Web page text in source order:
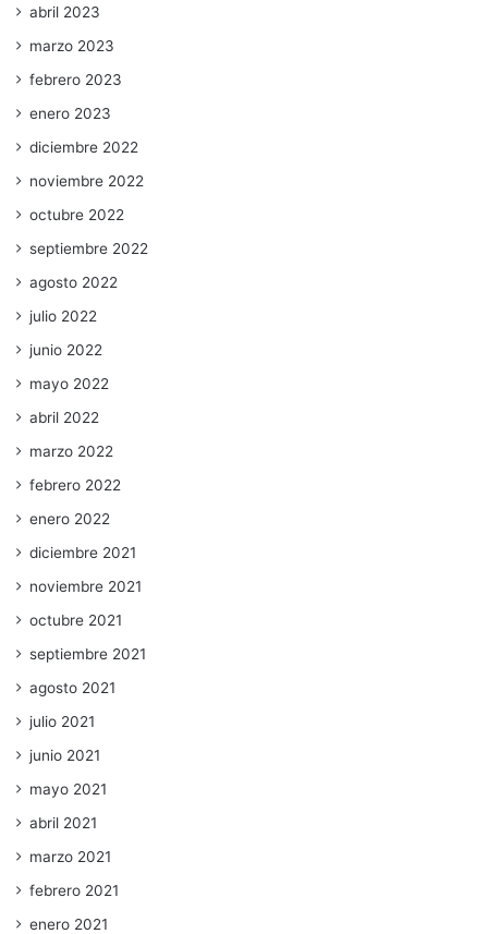
abril 2023
marzo 2023
febrero 2023
enero 2023
diciembre 2022
noviembre 2022
octubre 2022
septiembre 2022
agosto 2022
julio 2022
junio 2022
mayo 2022
abril 2022
marzo 2022
febrero 2022
enero 2022
diciembre 2021
noviembre 2021
octubre 2021
septiembre 2021
agosto 2021
julio 2021
junio 2021
mayo 2021
abril 2021
marzo 2021
febrero 2021
enero 2021